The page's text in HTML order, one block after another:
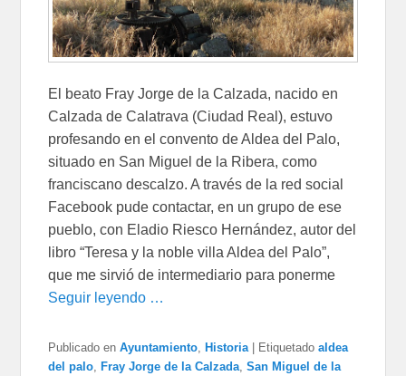
El beato Fray Jorge de la Calzada, nacido en
Calzada de Calatrava (Ciudad Real), estuvo
profesando en el convento de Aldea del Palo,
situado en San Miguel de la Ribera, como
franciscano descalzo. A través de la red social
Facebook pude contactar, en un grupo de ese
pueblo, con Eladio Riesco Hernández, autor del
libro “Teresa y la noble villa Aldea del Palo”,
que me sirvió de intermediario para ponerme
Seguir leyendo …
Publicado en Ayuntamiento, Historia Etiquetado aldea
del palo, Fray Jorge de la Calzada,San Miguel de la